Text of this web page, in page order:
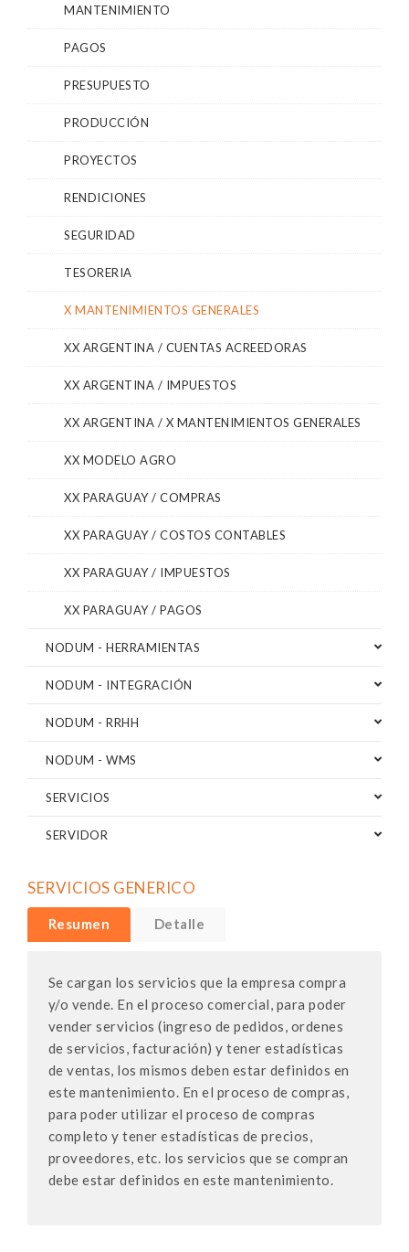
MANTENIMIENTO
PAGOS
PRESUPUESTO
PRODUCCIÓN
PROYECTOS
RENDICIONES
SEGURIDAD
TESORERIA
X MANTENIMIENTOS GENERALES
XX ARGENTINA / CUENTAS ACREEDORAS
XX ARGENTINA / IMPUESTOS
XX ARGENTINA / X MANTENIMIENTOS GENERALES
XX MODELO AGRO
XX PARAGUAY / COMPRAS
XX PARAGUAY / COSTOS CONTABLES
XX PARAGUAY / IMPUESTOS
XX PARAGUAY / PAGOS
NODUM - HERRAMIENTAS
NODUM - INTEGRACIÓN
NODUM - RRHH
NODUM - WMS
SERVICIOS
SERVIDOR
SERVICIOS GENERICO
Resumen Detalle
Se cargan los servicios que la empresa compra
y/o vende. En el proceso comercial, para poder
vender servicios (ingreso de pedidos, ordenes
de servicios, facturación) y tener estadísticas
de ventas, los mismos deben estar definidos en
este mantenimiento. En el proceso de compras,
para poder utilizar el proceso de compras
completo y tener estadísticas de precios,
proveedores, etc. los servicios que se compran
debe estar definidos en este mantenimiento.